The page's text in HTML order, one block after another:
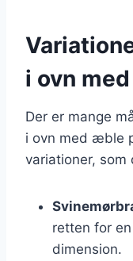
i ovn
Der er mange
i ovn med æble
variationer, som
retten for
dimension.